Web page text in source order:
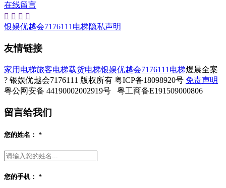
在线留言
   
银娱优越会7176111电梯隐私声明
友情链接
家用电梯旅客电梯载货电梯银娱优越会7176111电梯煜晨全案
? 银娱优越会7176111 版权所有 粤ICP备18098920号 免责声明
粤公网安备 44190002002919号 粤工商备E191509000806
留言给我们
您的姓名： *
您的手机： *